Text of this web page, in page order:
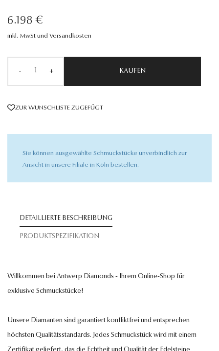
6.198 €
inkl. MwSt und Versandkosten
- + KAUFEN
ZUR WUNSCHLISTE ZUGEFÜGT
Sie können ausgewählte Schmuckstücke unverbindlich zur
Ansicht in unsere Filiale in Köln bestellen.
DETAILLIERTE BESCHREIBUNG
PRODUKTSPEZIFIKATION
Willkommen bei Antwerp Diamonds - Ihrem Online-Shop für
exklusive Schmuckstücke!
Unsere Diamanten sind garantiert konfliktfrei und entsprechen
höchsten Qualitätsstandards. Jedes Schmuckstück wird mit einem